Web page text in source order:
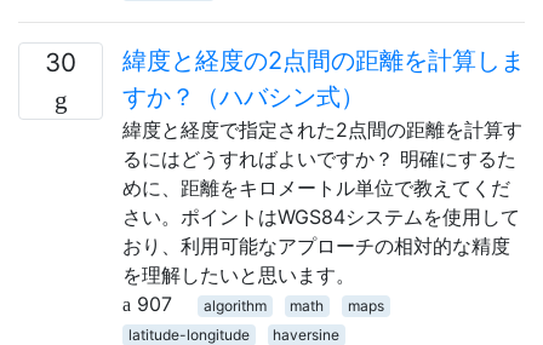
30
緯度と経度の2点間の距離を計算しま
すか？（ハバシン式）
緯度と経度で指定された2点間の距離を計算す
るにはどうすればよいですか？ 明確にするた
めに、距離をキロメートル単位で教えてくだ
さい。ポイントはWGS84システムを使用して
おり、利用可能なアプローチの相対的な精度
を理解したいと思います。
907
algorithm math
maps
latitude-longitude
haversine